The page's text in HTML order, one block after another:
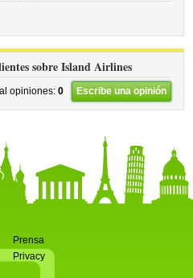
sobre Island Airlines
opiniones: 0 Escribe una opinión
Prensa
Privacy